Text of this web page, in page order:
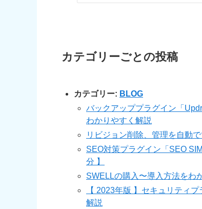
カテゴリーごとの投稿
カテゴリー: BLOG
バックアッププラグイン「
わかりやすく解説
リビジョン削除、管理を自動
SEO対策プラグイン「SEO
分 】
SWELLの購入〜導入方法をわ
【 2023年版 】セキュリティ
解説